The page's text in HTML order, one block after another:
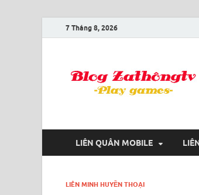
7 Tháng 8, 2026
LIÊN QUÂN MOBILE
LIÊN MINH HUYỀN THOẠI